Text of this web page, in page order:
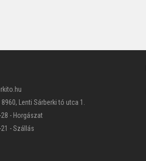
Lenti Sárberki tó utca 1.
- Horgászat
- Szállás